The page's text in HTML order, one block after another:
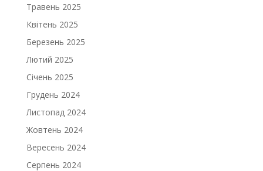
Травень 2025
Квітень 2025
Березень 2025
Лютий 2025
Січень 2025
Грудень 2024
Листопад 2024
Жовтень 2024
Вересень 2024
Серпень 2024